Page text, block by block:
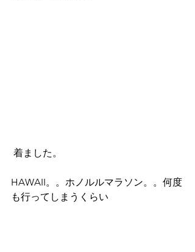
着ました。
HAWAII。。ホノルルマラソン。。何度
も行ってしまうくらい